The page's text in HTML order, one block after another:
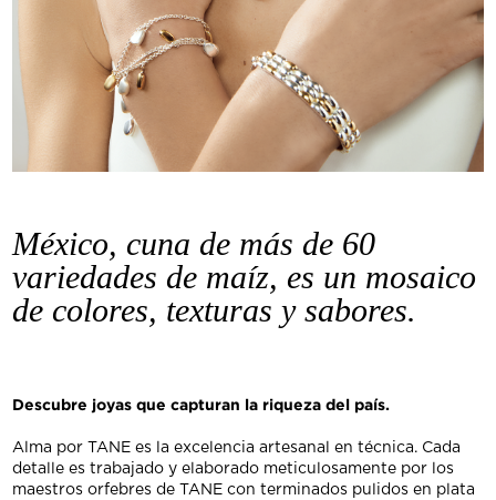
México, cuna de más de 60
variedades de maíz, es un mosaico
de colores, texturas y sabores.
Descubre joyas que capturan la riqueza del país.
Alma por TANE es la excelencia artesanal en técnica. Cada
detalle es trabajado y elaborado meticulosamente por los
maestros orfebres de TANE con terminados pulidos en plata